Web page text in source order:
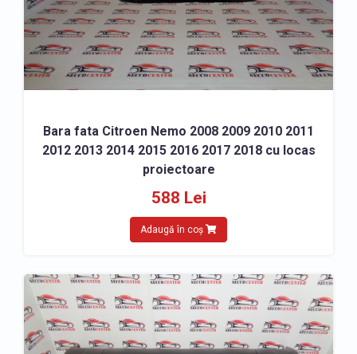
Bara fata Citroen Nemo 2008 2009 2010 2011
2012 2013 2014 2015 2016 2017 2018 cu locas
proiectoare
588 Lei
Adaugă în coș